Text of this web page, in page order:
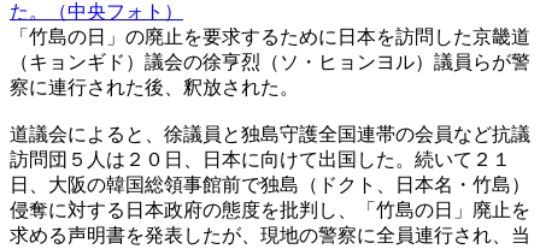
た。（中央フォト）
「竹島の日」の廃止を要求するために日本を訪問した京畿道
（キョンギド）議会の徐亨烈（ソ・ヒョンヨル）議員らが警
察に連行された後、釈放された。
道議会によると、徐議員と独島守護全国連帯の会員など抗議
訪問団５人は２０日、日本に向けて出国した。続いて２１
日、大阪の韓国総領事館前で独島（ドクト、日本名・竹島）
侵奪に対する日本政府の態度を批判し、「竹島の日」廃止を
求める声明書を発表したが、現地の警察に全員連行され、当